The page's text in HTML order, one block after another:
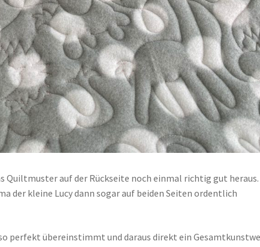
auf der Rückseite noch einmal richtig gut heraus.
der kleine Lucy dann sogar auf beiden Seiten ordentlich
perfekt übereinstimmt und daraus direkt ein